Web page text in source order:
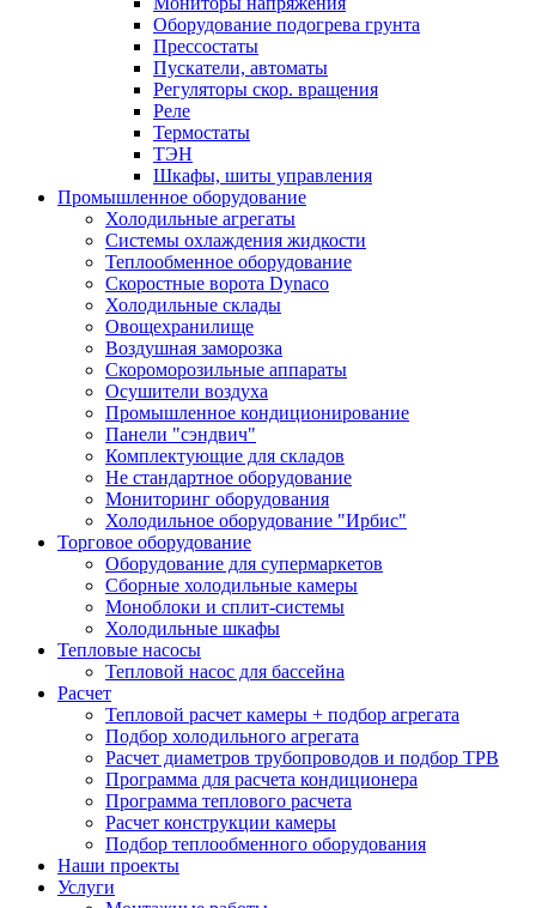
Оборудование подогрева грунта
Прессостаты
Пускатели, автоматы
Регуляторы скор. вращения
Реле
Термостаты
ТЭН
Шкафы, шиты управления
Промышленное оборудование
Холодильные агрегаты
Системы охлаждения жидкости
Теплообменное оборудование
Скоростные ворота Dynaco
Холодильные склады
Овощехранилище
Воздушная заморозка
Скороморозильные аппараты
Осушители воздуха
Промышленное кондиционирование
Панели "сэндвич"
Комплектующие для складов
Не стандартное оборудование
Мониторинг оборудования
Холодильное оборудование "Ирбис"
Торговое оборудование
Оборудование для супермаркетов
Сборные холодильные камеры
Моноблоки и сплит-системы
Холодильные шкафы
Тепловые насосы
Тепловой насос для бассейна
Расчет
Тепловой расчет камеры + подбор агрегата
Подбор холодильного агрегата
Расчет диаметров трубопроводов и подбор ТРВ
Программа для расчета кондиционера
Программа теплового расчета
Расчет конструкции камеры
Подбор теплообменного оборудования
Наши проекты
Услуги